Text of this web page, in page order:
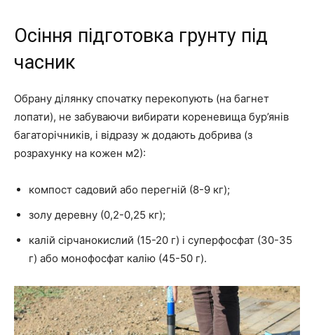
Осіння підготовка грунту під
часник
Обрану ділянку спочатку перекопують (на багнет
лопати), не забуваючи вибирати кореневища бур’янів
багаторічників, і відразу ж додають добрива (з
розрахунку на кожен м2):
компост садовий або перегній (8-9 кг);
золу деревну (0,2-0,25 кг);
калій сірчанокислий (15-20 г) і суперфосфат (30-35
г) або монофосфат калію (45-50 г).